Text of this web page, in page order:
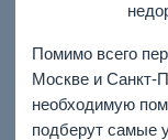
Помимо всего
Москве и Санкт-
необходимую
подберут самые